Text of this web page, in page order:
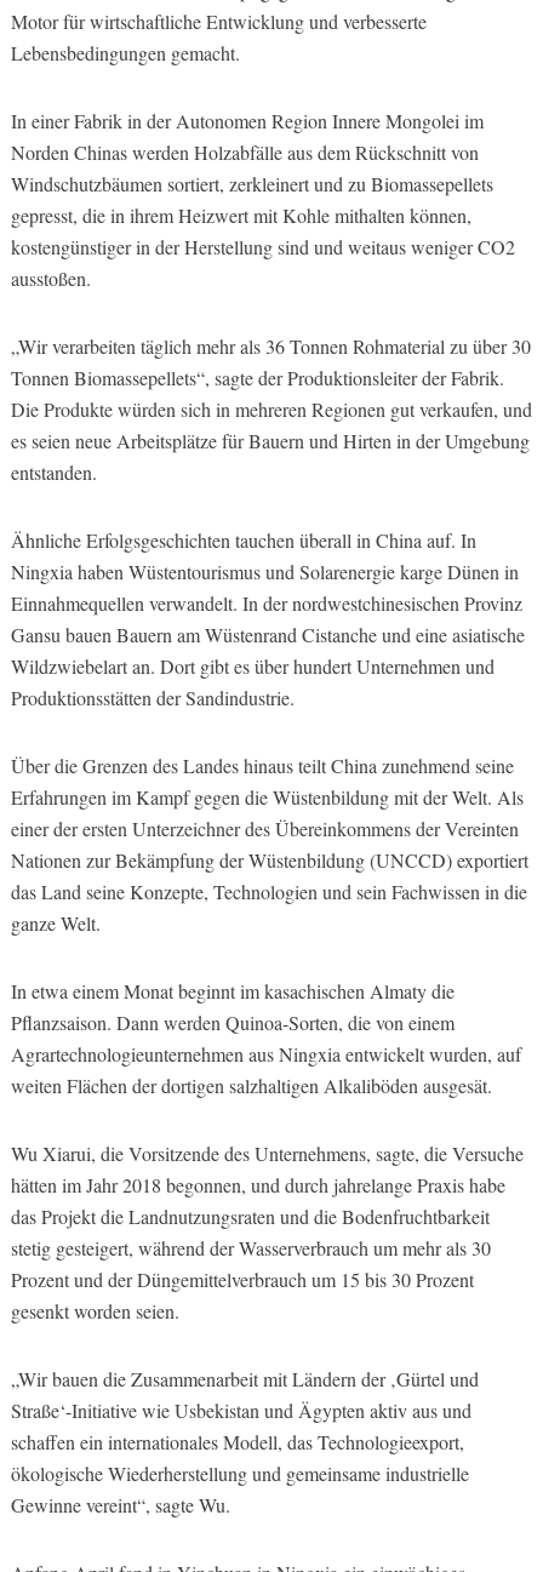
Motor für wirtschaftliche Entwicklung und verbesserte
Lebensbedingungen gemacht.
In einer Fabrik in der Autonomen Region Innere Mongolei im
Norden Chinas werden Holzabfälle aus dem Rückschnitt von
Windschutzbäumen sortiert, zerkleinert und zu Biomassepellets
gepresst, die in ihrem Heizwert mit Kohle mithalten können,
kostengünstiger in der Herstellung sind und weitaus weniger CO2
ausstoßen.
„Wir verarbeiten täglich mehr als 36 Tonnen Rohmaterial zu über 30
Tonnen Biomassepellets“, sagte der Produktionsleiter der Fabrik.
Die Produkte würden sich in mehreren Regionen gut verkaufen, und
es seien neue Arbeitsplätze für Bauern und Hirten in der Umgebung
entstanden.
Ähnliche Erfolgsgeschichten tauchen überall in China auf. In
Ningxia haben Wüstentourismus und Solarenergie karge Dünen in
Einnahmequellen verwandelt. In der nordwestchinesischen Provinz
Gansu bauen Bauern am Wüstenrand Cistanche und eine asiatische
Wildzwiebelart an. Dort gibt es über hundert Unternehmen und
Produktionsstätten der Sandindustrie.
Über die Grenzen des Landes hinaus teilt China zunehmend seine
Erfahrungen im Kampf gegen die Wüstenbildung mit der Welt. Als
einer der ersten Unterzeichner des Übereinkommens der Vereinten
Nationen zur Bekämpfung der Wüstenbildung (UNCCD) exportiert
das Land seine Konzepte, Technologien und sein Fachwissen in die
ganze Welt.
In etwa einem Monat beginnt im kasachischen Almaty die
Pflanzsaison. Dann werden Quinoa-Sorten, die von einem
Agrartechnologieunternehmen aus Ningxia entwickelt wurden, auf
weiten Flächen der dortigen salzhaltigen Alkaliböden ausgesät.
Wu Xiarui, die Vorsitzende des Unternehmens, sagte, die Versuche
hätten im Jahr 2018 begonnen, und durch jahrelange Praxis habe
das Projekt die Landnutzungsraten und die Bodenfruchtbarkeit
stetig gesteigert, während der Wasserverbrauch um mehr als 30
Prozent und der Düngemittelverbrauch um 15 bis 30 Prozent
gesenkt worden seien.
„Wir bauen die Zusammenarbeit mit Ländern der ‚Gürtel und
Straße‘-Initiative wie Usbekistan und Ägypten aktiv aus und
schaffen ein internationales Modell, das Technologieexport,
ökologische Wiederherstellung und gemeinsame industrielle
Gewinne vereint“, sagte Wu.